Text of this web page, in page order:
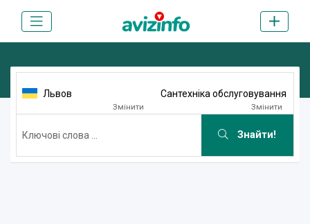
Львов
Змінити
Сантехніка обслуговування
Змінити
Знайти!